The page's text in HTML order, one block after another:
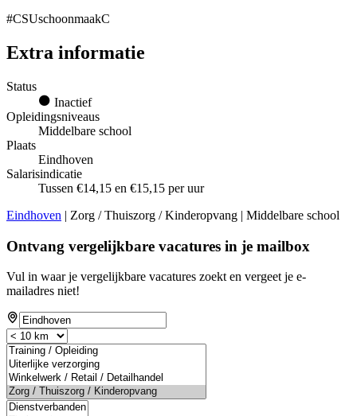
#CSUschoonmaakC
Extra informatie
Status
Inactief
Opleidingsniveaus
Middelbare school
Plaats
Eindhoven
Salarisindicatie
Tussen €14,15 en €15,15 per uur
Eindhoven | Zorg / Thuiszorg / Kinderopvang | Middelbare school
Ontvang vergelijkbare vacatures in je mailbox
Vul in waar je vergelijkbare vacatures zoekt en vergeet je e-
mailadres niet!